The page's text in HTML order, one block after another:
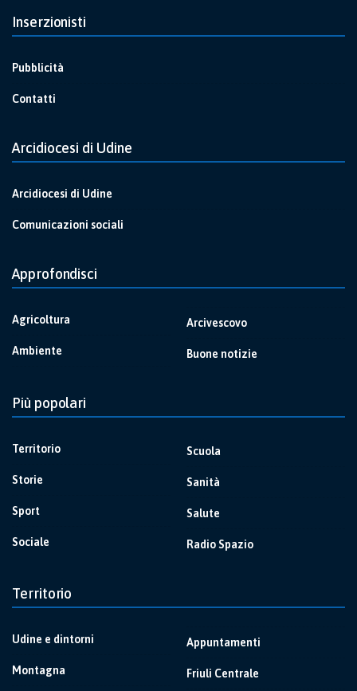
Inserzionisti
Pubblicità
Contatti
Arcidiocesi di Udine
Arcidiocesi di Udine
Comunicazioni sociali
Approfondisci
Agricoltura
Ambiente
Arcivescovo
Buone notizie
Più popolari
Territorio
Storie
Sport
Sociale
Scuola
Sanità
Salute
Radio Spazio
Territorio
Udine e dintorni
Montagna
Appuntamenti
Friuli Centrale